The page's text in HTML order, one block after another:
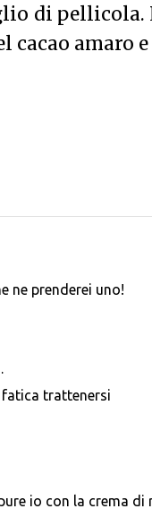
di
cacao
ne prenderei uno!
fatica trattenersi
io con la crema di